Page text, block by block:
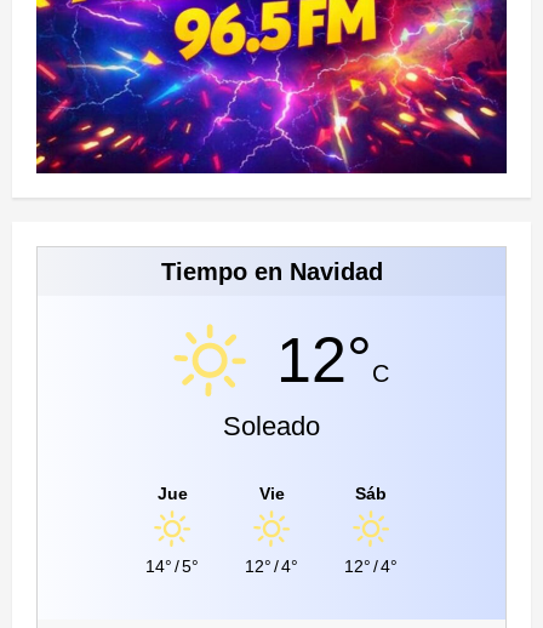
Tiempo en Navidad
12°C
Soleado
Jue
14°/5°
Vie
12°/4°
Sáb
12°/4°